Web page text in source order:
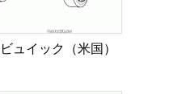
ビュイック（米国）